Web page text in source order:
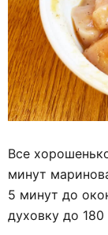
Все
минут
5 минут до
духовку до